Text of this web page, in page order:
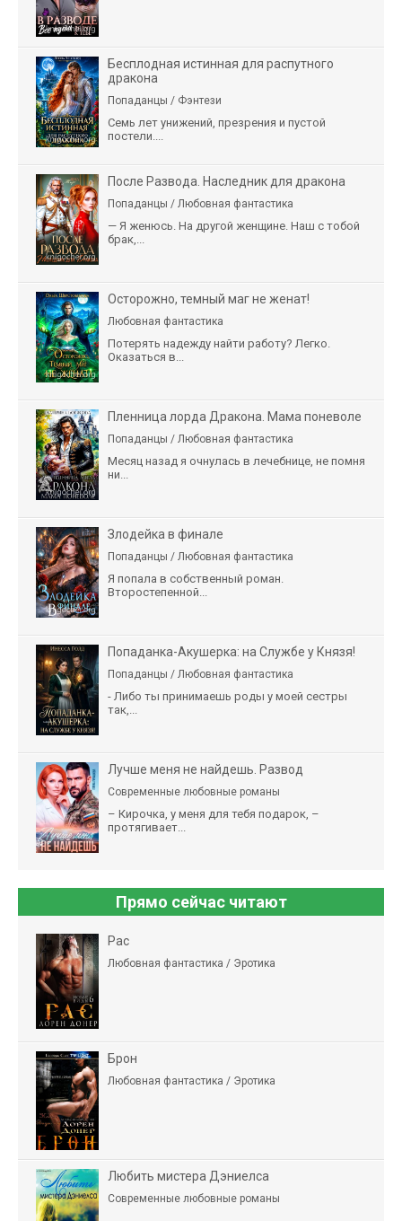
Бесплодная истинная для распутного
дракона
Попаданцы / Фэнтези
Семь лет унижений, презрения и пустой
постели....
После Развода. Наследник для дракона
Попаданцы / Любовная фантастика
— Я женюсь. На другой женщине. Наш с тобой
брак,...
Осторожно, темный маг не женат!
Любовная фантастика
Потерять надежду найти работу? Легко.
Оказаться в...
Пленница лорда Дракона. Мама поневоле
Попаданцы / Любовная фантастика
Месяц назад я очнулась в лечебнице, не помня
ни...
Злодейка в финале
Попаданцы / Любовная фантастика
Я попала в собственный роман.
Второстепенной...
Попаданка-Акушерка: на Службе у Князя!
Попаданцы / Любовная фантастика
- Либо ты принимаешь роды у моей сестры
так,...
Лучше меня не найдешь. Развод
Современные любовные романы
– Кирочка, у меня для тебя подарок, –
протягивает...
Прямо сейчас читают
Рас
Любовная фантастика / Эротика
Брон
Любовная фантастика / Эротика
Любить мистера Дэниелса
Современные любовные романы